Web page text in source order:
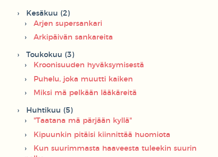
Kesäkuu (2)
Arjen supersankari
Arkipäivän sankareita
Toukokuu (3)
Kroonisuuden hyväksymisestä
Puhelu, joka muutti kaiken
Miksi mä pelkään lääkäreitä
Huhtikuu (5)
"Taatana mä pärjään kyllä"
Kipuunkin pitäisi kiinnittää huomiota
Kun suurimmasta haaveesta tuleekin suurin